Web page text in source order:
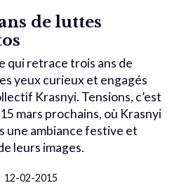
de luttes
qui retrace trois ans de
yeux curieux et engagés
Krasnyi. Tensions, c’est
mars prochains, où Krasnyi
une ambiance festive et
leurs images.
12-02-2015